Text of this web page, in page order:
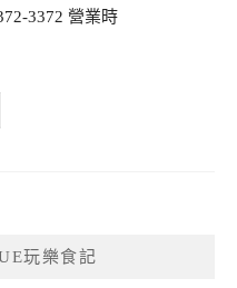
3372 營業時
玩樂食記